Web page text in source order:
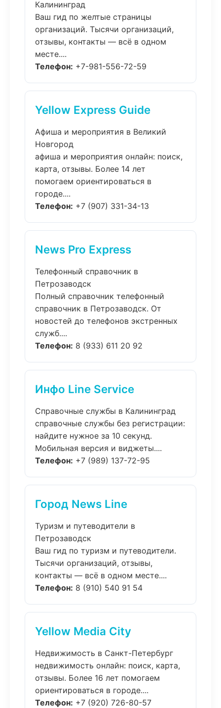
Калининград
Ваш гид по желтые страницы
организаций. Тысячи организаций,
отзывы, контакты — всё в одном
месте....
Телефон: +7-981-556-72-59
Yellow Express Guide
Афиша и мероприятия в Великий
Новгород
афиша и мероприятия онлайн: поиск,
карта, отзывы. Более 14 лет
помогаем ориентироваться в
городе....
Телефон: +7 (907) 331-34-13
News Pro Express
Телефонный справочник в
Петрозаводск
Полный справочник телефонный
справочник в Петрозаводск. От
новостей до телефонов экстренных
служб....
Телефон: 8 (933) 611 20 92
Инфо Line Service
Справочные службы в Калининград
справочные службы без регистрации:
найдите нужное за 10 секунд.
Мобильная версия и виджеты....
Телефон: +7 (989) 137-72-95
Город News Line
Туризм и путеводители в
Петрозаводск
Ваш гид по туризм и путеводители.
Тысячи организаций, отзывы,
контакты — всё в одном месте....
Телефон: 8 (910) 540 91 54
Yellow Media City
Недвижимость в Санкт-Петербург
недвижимость онлайн: поиск, карта,
отзывы. Более 16 лет помогаем
ориентироваться в городе....
Телефон: +7 (920) 726-80-57